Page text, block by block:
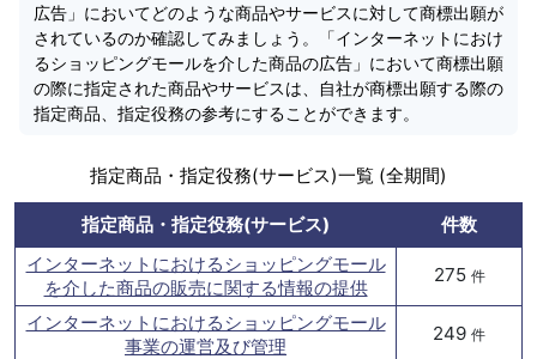
広告」においてどのような商品やサービスに対して商標出願が
されているのか確認してみましょう。「インターネットにおけ
るショッピングモールを介した商品の広告」において商標出願
の際に指定された商品やサービスは、自社が商標出願する際の
指定商品、指定役務の参考にすることができます。
指定商品・指定役務(サービス)一覧 (全期間)
指定商品・指定役務(サービス)
件数
インターネットにおけるショッピングモール
を介した商品の販売に関する情報の提供
275 件
インターネットにおけるショッピングモール
事業の運営及び管理
249 件